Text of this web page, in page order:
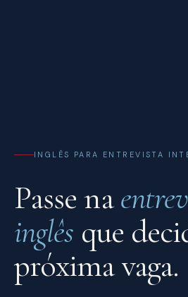
INGLÊS PARA ENTREVISTA
Passe na
inglês que
próxima vaga.